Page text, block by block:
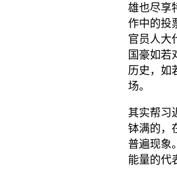
雄也尽享
作中的投
官员人大
国豪如若
历史，如
场。
其实帮习
钵满的，
普遍现象
能量的代